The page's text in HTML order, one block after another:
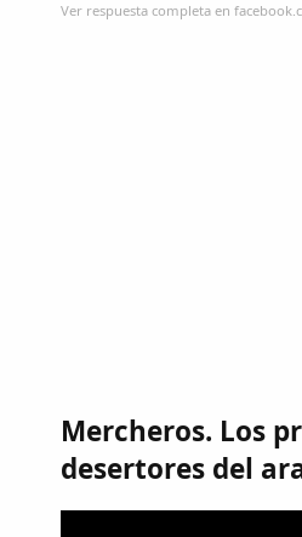
Ver respuesta completa en
Mercheros. Los
desertores del